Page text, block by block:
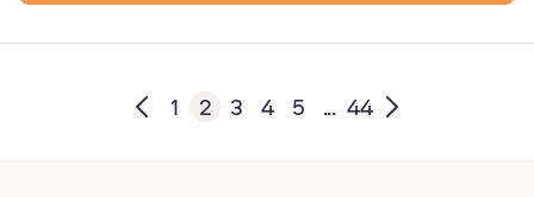
1 2 3 4 5 ... 44